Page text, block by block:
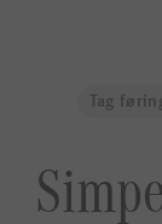
Tag